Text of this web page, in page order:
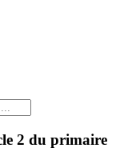
2 du primaire